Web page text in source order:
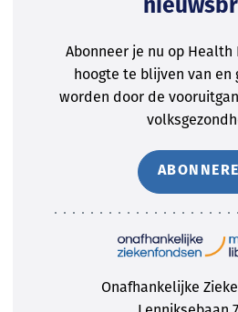
Abonneer je nu op Health
hoogte te blijven van en
worden door de
Onafhankelijke